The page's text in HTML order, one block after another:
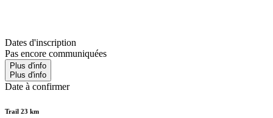
Dates d'inscription
Pas encore communiquées
Plus d'info
Plus d'info
Date à confirmer
Trail 23 km